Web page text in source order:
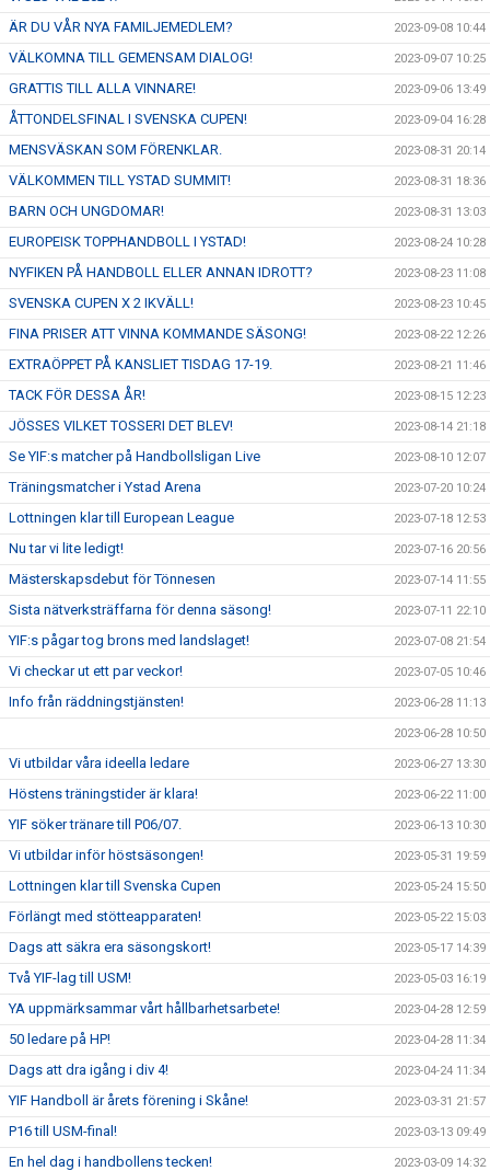
ÄR DU VÅR NYA FAMILJEMEDLEM? 2023-09-08 10:44
VÄLKOMNA TILL GEMENSAM DIALOG! 2023-09-07 10:25
GRATTIS TILL ALLA VINNARE! 2023-09-06 13:49
ÅTTONDELSFINAL I SVENSKA CUPEN! 2023-09-04 16:28
MENSVÄSKAN SOM FÖRENKLAR. 2023-08-31 20:14
VÄLKOMMEN TILL YSTAD SUMMIT! 2023-08-31 18:36
BARN OCH UNGDOMAR! 2023-08-31 13:03
EUROPEISK TOPPHANDBOLL I YSTAD! 2023-08-24 10:28
NYFIKEN PÅ HANDBOLL ELLER ANNAN IDROTT? 2023-08-23 11:08
SVENSKA CUPEN X 2 IKVÄLL! 2023-08-23 10:45
FINA PRISER ATT VINNA KOMMANDE SÄSONG! 2023-08-22 12:26
EXTRAÖPPET PÅ KANSLIET TISDAG 17-19. 2023-08-21 11:46
TACK FÖR DESSA ÅR! 2023-08-15 12:23
JÖSSES VILKET TOSSERI DET BLEV! 2023-08-14 21:18
Se YIF:s matcher på Handbollsligan Live 2023-08-10 12:07
Träningsmatcher i Ystad Arena 2023-07-20 10:24
Lottningen klar till European League 2023-07-18 12:53
Nu tar vi lite ledigt! 2023-07-16 20:56
Mästerskapsdebut för Tönnesen 2023-07-14 11:55
Sista nätverksträffarna för denna säsong! 2023-07-11 22:10
YIF:s pågar tog brons med landslaget! 2023-07-08 21:54
Vi checkar ut ett par veckor! 2023-07-05 10:46
Info från räddningstjänsten! 2023-06-28 11:13
2023-06-28 10:50
Vi utbildar våra ideella ledare 2023-06-27 13:30
Höstens träningstider är klara! 2023-06-22 11:00
YIF söker tränare till P06/07. 2023-06-13 10:30
Vi utbildar inför höstsäsongen! 2023-05-31 19:59
Lottningen klar till Svenska Cupen 2023-05-24 15:50
Förlängt med stötteapparaten! 2023-05-22 15:03
Dags att säkra era säsongskort! 2023-05-17 14:39
Två YIF-lag till USM! 2023-05-03 16:19
YA uppmärksammar vårt hållbarhetsarbete! 2023-04-28 12:59
50 ledare på HP! 2023-04-28 11:34
Dags att dra igång i div 4! 2023-04-24 11:34
YIF Handboll är årets förening i Skåne! 2023-03-31 21:57
P16 till USM-final! 2023-03-13 09:49
En hel dag i handbollens tecken! 2023-03-09 14:32